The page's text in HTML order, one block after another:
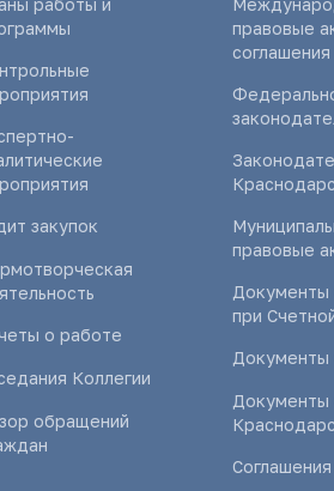
работы и
закупок
о работе
Коллегии
обращений
правовые
соглашения
правовые
Документы
при
Документы
Соглашения